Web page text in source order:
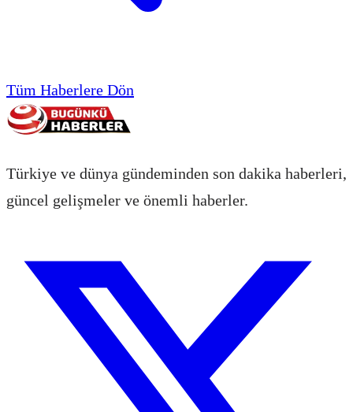
Tüm Haberlere Dön
Türkiye ve dünya gündeminden son dakika haberleri,
güncel gelişmeler ve önemli haberler.